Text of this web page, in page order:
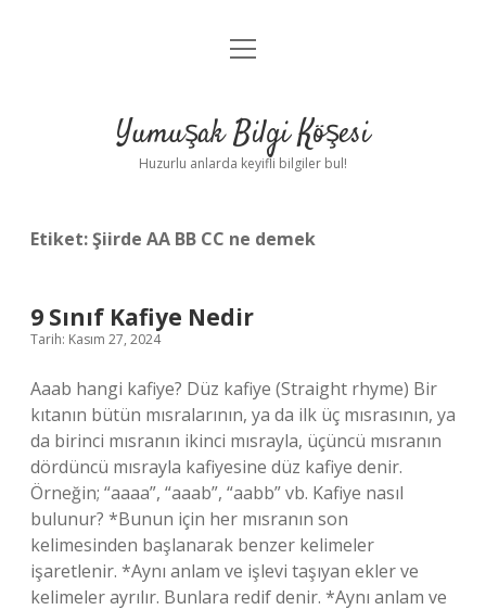
Anasayfa
Yasal Uyarı
menüyü
Yumuşak Bilgi Köşesi
Huzurlu anlarda keyifli bilgiler bul!
Etiket:Şiirde AA BB CC ne demek
9 Sınıf Kafiye Nedir
Tarih: Kasım 27, 2024
Aaab hangi kafiye? Düz kafiye (Straight rhyme) Bir
kıtanın bütün mısralarının, ya da ilk üç mısrasının, ya
da birinci mısranın ikinci mısrayla, üçüncü mısranın
dördüncü mısrayla kafiyesine düz kafiye denir.
Örneğin; “aaaa”, “aaab”, “aabb” vb. Kafiye nasıl
bulunur? *Bunun için her mısranın son
kelimesinden başlanarak benzer kelimeler
işaretlenir. *Aynı anlam ve işlevi taşıyan ekler ve
kelimeler ayrılır. Bunlara redif denir. *Aynı anlam ve